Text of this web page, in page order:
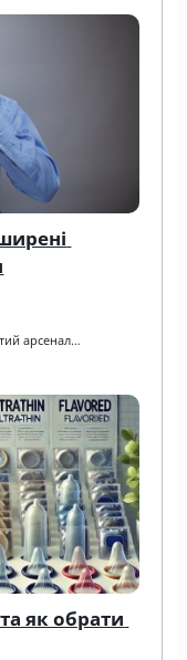
арсенал…
як обрати